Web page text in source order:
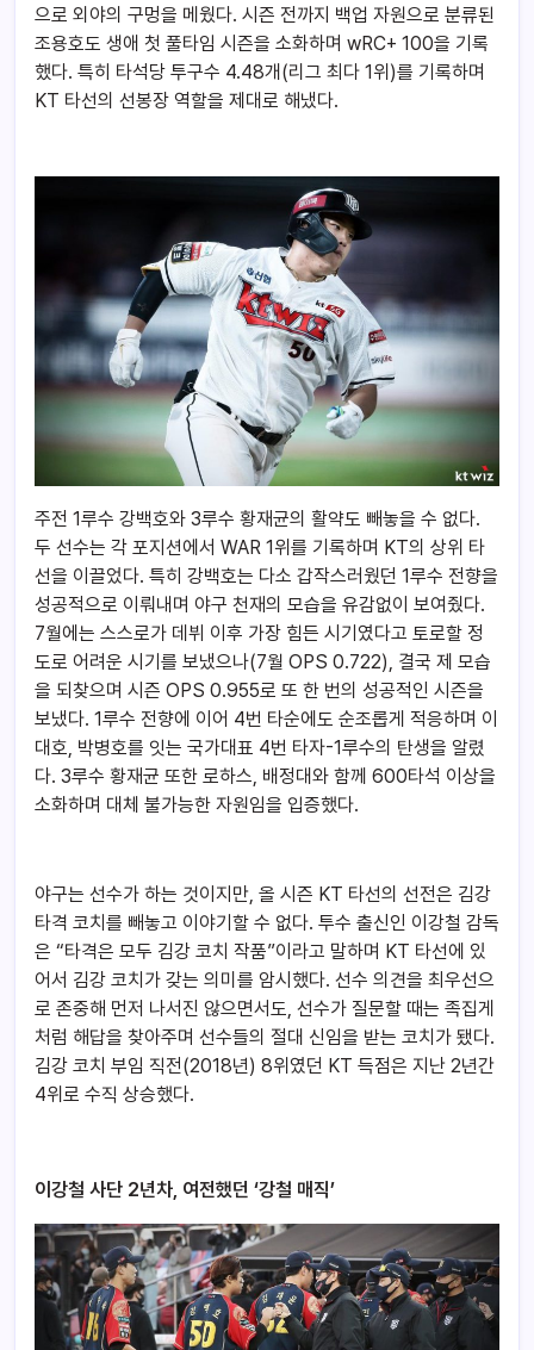
으로 외야의 구멍을 메웠다. 시즌 전까지 백업 자원으로 분류된
조용호도 생애 첫 풀타임 시즌을 소화하며 wRC+ 100을 기록
했다. 특히 타석당 투구수 4.48개(리그 최다 1위)를 기록하며
KT 타선의 선봉장 역할을 제대로 해냈다.
주전 1루수 강백호와 3루수 황재균의 활약도 빼놓을 수 없다.
두 선수는 각 포지션에서 WAR 1위를 기록하며 KT의 상위 타
선을 이끌었다. 특히 강백호는 다소 갑작스러웠던 1루수 전향을
성공적으로 이뤄내며 야구 천재의 모습을 유감없이 보여줬다.
7월에는 스스로가 데뷔 이후 가장 힘든 시기였다고 토로할 정
도로 어려운 시기를 보냈으나(7월 OPS 0.722), 결국 제 모습
을 되찾으며 시즌 OPS 0.955로 또 한 번의 성공적인 시즌을
보냈다. 1루수 전향에 이어 4번 타순에도 순조롭게 적응하며 이
대호, 박병호를 잇는 국가대표 4번 타자-1루수의 탄생을 알렸
다. 3루수 황재균 또한 로하스, 배정대와 함께 600타석 이상을
소화하며 대체 불가능한 자원임을 입증했다.
야구는 선수가 하는 것이지만, 올 시즌 KT 타선의 선전은 김강
타격 코치를 빼놓고 이야기할 수 없다. 투수 출신인 이강철 감독
은 “타격은 모두 김강 코치 작품”이라고 말하며 KT 타선에 있
어서 김강 코치가 갖는 의미를 암시했다. 선수 의견을 최우선으
로 존중해 먼저 나서진 않으면서도, 선수가 질문할 때는 족집게
처럼 해답을 찾아주며 선수들의 절대 신임을 받는 코치가 됐다.
김강 코치 부임 직전(2018년) 8위였던 KT 득점은 지난 2년간
4위로 수직 상승했다.
이강철 사단 2년차, 여전했던 ‘강철 매직’